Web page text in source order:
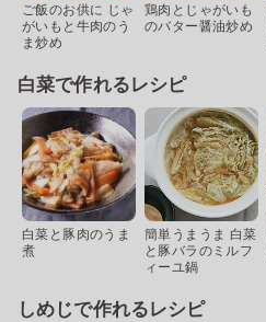
ご飯のお供に じゃ
がいもと牛肉のう
ま炒め
鶏肉とじゃがいも
のバター醤油炒め
白菜で作れるレシピ
白菜と豚肉のうま
煮
簡単うまうま 白菜
と豚バラのミルフ
ィーユ鍋
しめじで作れるレシピ